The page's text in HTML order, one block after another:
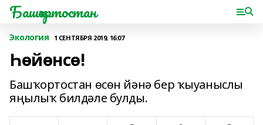
Башҡортостан
Экология 1 СЕНТЯБРЯ 2019, 16:07
Һөйөнсө!
Башҡортостан өсөн йәнә бер ҡыуаныслы
яңылыҡ билдәле булды.